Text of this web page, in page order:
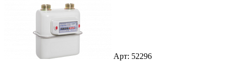
Арт: 52296